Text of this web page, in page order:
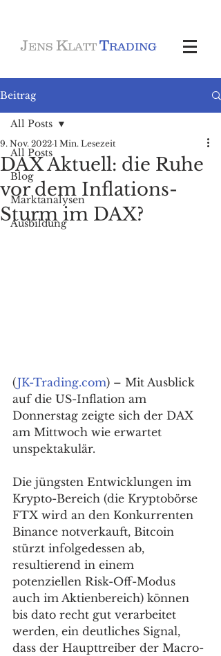
JENS KLATT TRADING
Beitrag
All Posts
Blog
Marktanalysen
Ausbildung
All Posts
DAX Aktuell: die Ruhe
vor dem Inflations-
Sturm im DAX?
9. Nov. 2022 1 Min. Lesezeit
(JK-Trading.com) – Mit Ausblick
auf die US-Inflation am
Donnerstag zeigte sich der DAX
am Mittwoch wie erwartet
unspektakulär.
Die jüngsten Entwicklungen im
Krypto-Bereich (die Kryptobörse
FTX wird an den Konkurrenten
Binance notverkauft, Bitcoin
stürzt infolgedessen ab,
resultierend in einem
potenziellen Risk-Off-Modus
auch im Aktienbereich) können
bis dato recht gut verarbeitet
werden, ein deutliches Signal,
dass der Haupttreiber der Macro-